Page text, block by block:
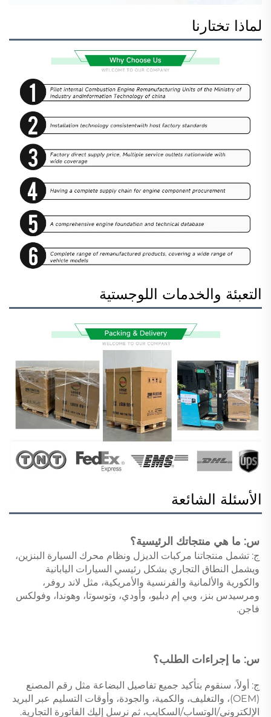
لماذا تختارنا
التعبئة والخدمات اللوجستية
الأسئلة الشائعة
س: ما هي منتجاتك الرئيسية؟
فاجن.
س: ما إجراءات الطلب؟